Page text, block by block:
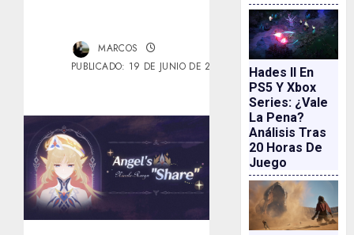
MARCOS
PUBLICADO: 19 DE JUNIO DE 2026
Hades II En
PS5 Y Xbox
Series: ¿vale
La Pena?
Análisis Tras
20 Horas De
Juego